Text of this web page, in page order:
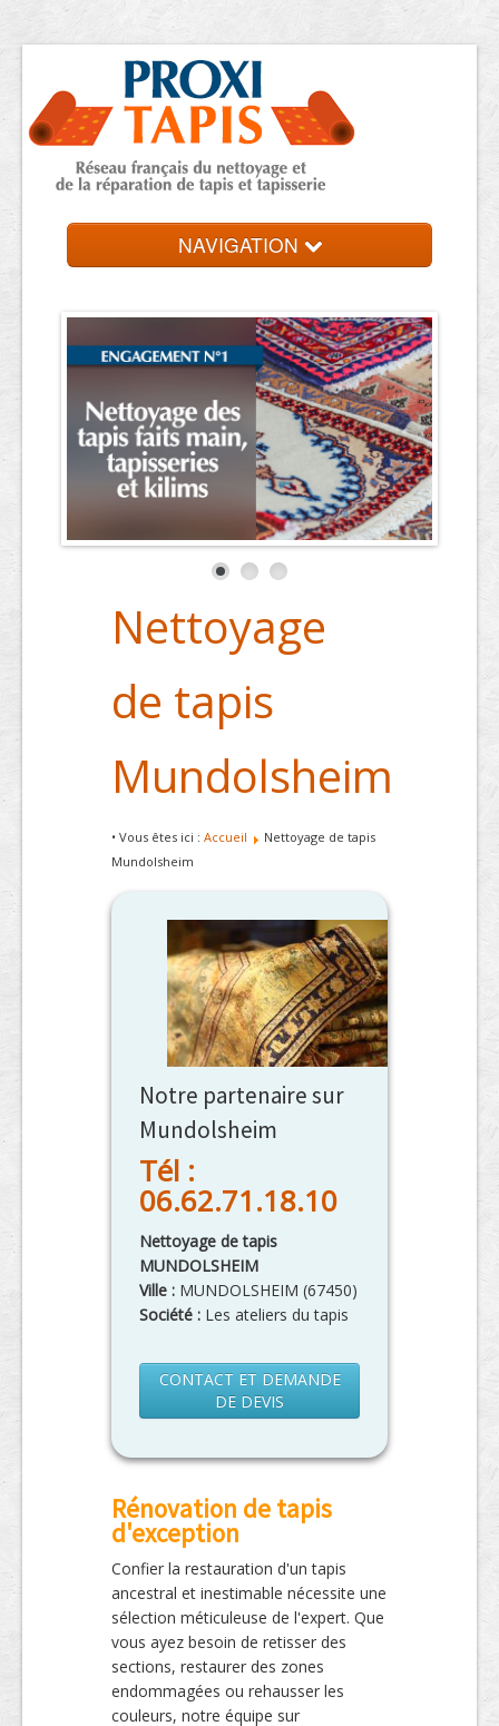
NAVIGATION
Nettoyage
de tapis
Mundolsheim
• Vous êtes ici : Accueil
Nettoyage de tapis
Mundolsheim
Notre partenaire sur
Mundolsheim
Tél :
06.62.71.18.10
Nettoyage de tapis
MUNDOLSHEIM
Ville : MUNDOLSHEIM (67450)
Société : Les ateliers du tapis
CONTACT ET DEMANDE
DE DEVIS
Rénovation de tapis
d'exception
Confier la restauration d'un tapis
ancestral et inestimable nécessite une
sélection méticuleuse de l'expert. Que
vous ayez besoin de retisser des
sections, restaurer des zones
endommagées ou rehausser les
couleurs, notre équipe sur